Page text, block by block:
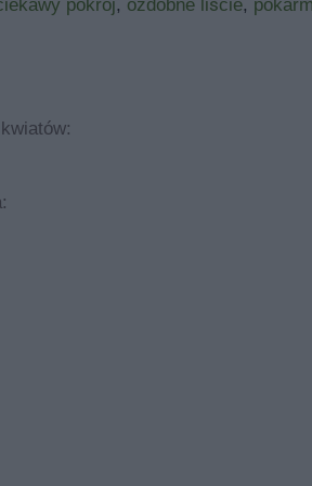
roślin. Warto także sprawdzić
chwastu nadaje się bardzo wiele
pokrój, ozdobne liście,